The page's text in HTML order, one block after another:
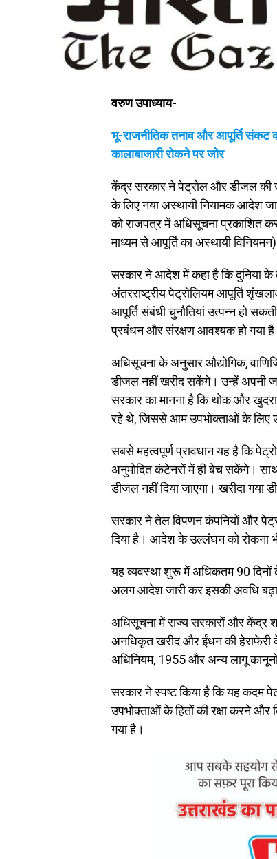
वरुण उपाध्याय-
भू-राजनीतिक तनाव और आपूर्ति संकट
कालाबाजारी रोकने पर जोर
केंद्र सरकार ने पेट्रोल और डीजल की
के लिए नया अस्थायी नियामक आदेश
को राजपत्र में अधिसूचना प्रकाशित
माध्यम से आपूर्ति का अस्थायी
सरकार ने आदेश में कहा है कि दुनिया के
अंतरराष्ट्रीय पेट्रोलियम आपूर्ति
आपूर्ति संबंधी चुनौतियां उत्पन्न हो
प्रबंधन और संरक्षण आवश्यक हो गया
अधिसूचना के अनुसार औद्योगिक,
डीजल नहीं खरीद सकेंगे। उन्हें अपनी
सरकार का मानना है कि थोक और
रहे थे, जिससे आम उपभोक्ताओं के लिए
सबसे महत्वपूर्ण प्रावधान यह है कि
अनुमोदित कंटेनरों में ही बेच सकेंगे।
डीजल नहीं दिया जाएगा। खरीदा गया
सरकार ने तेल विपणन कंपनियों और
दिया है। आदेश के उल्लंघन को रोकना भी
यह व्यवस्था शुरू में अधिकतम 90
अलग आदेश जारी कर इसकी अवधि
अधिसूचना में राज्य सरकारों और केंद्र
अनधिकृत खरीद और ईंधन की
अधिनियम, 1955 और अन्य लागू
सरकार ने स्पष्ट किया है कि यह कदम
उपभोक्ताओं के हितों की रक्षा करने और
गया है।